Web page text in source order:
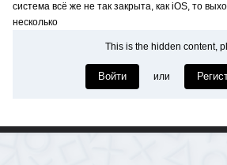
система всё же не так закрыта, как iOS, то
несколько
This is the hidden content,
Войти или